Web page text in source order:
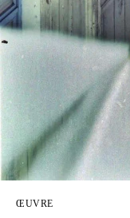
ŒUVRE